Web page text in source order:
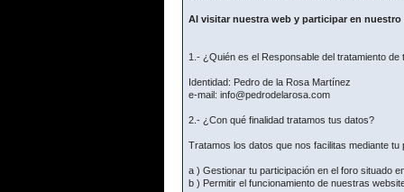
Al visitar nuestra web y participar en
1.- ¿Quién es el Responsable del tratamiento de
Identidad: Pedro de la Rosa Martínez
e-mail: info@pedrodelarosa.com
2.- ¿Con qué finalidad tratamos tus datos?
Tratamos los datos que nos facilitas mediante
a ) Gestionar tu participación en el foro situado
b ) Permitir el funcionamiento de nuestras